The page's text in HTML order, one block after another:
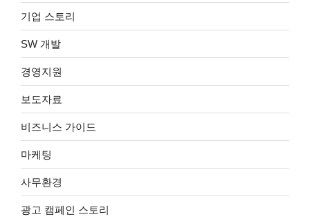
기업 스토리
SW 개발
경영지원
보도자료
비즈니스 가이드
마케팅
사무환경
광고 캠페인 스토리